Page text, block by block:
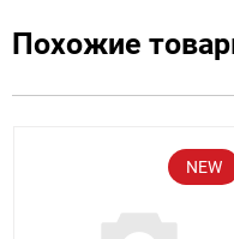
Похожие
NEW